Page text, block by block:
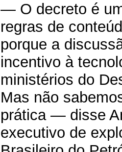
— O decreto é
regras de
porque a
incentivo à
ministérios do
Mas não
prática — disse
executivo de